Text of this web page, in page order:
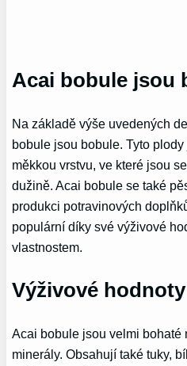
Acai bobule jsou
Na základě výše uvedených
bobule jsou bobule. Tyto
měkkou vrstvu, ve které jsou
dužině. Acai bobule se také
produkci potravinových
populární díky své výživové
vlastnostem.
Výživové
Acai bobule jsou velmi bohaté
minerály. Obsahují také tuky,